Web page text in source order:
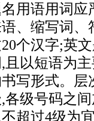
用语用词应
、缩写词、
个汉字;英
且以短语为
写形式。层
各级号码之
不超过4级为